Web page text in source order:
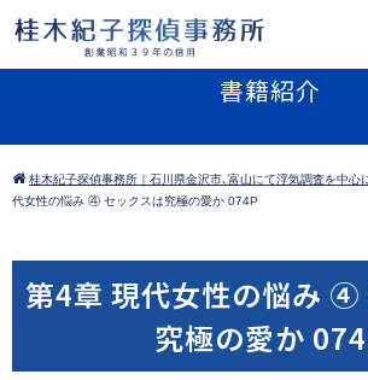
書籍紹介
桂木紀子探偵事務所｜石川県金沢市､富山にて浮気調査を中心
代女性の悩み ④ セックスは究極の愛か 074P
第4章 現代女性の悩み ④
究極の愛か